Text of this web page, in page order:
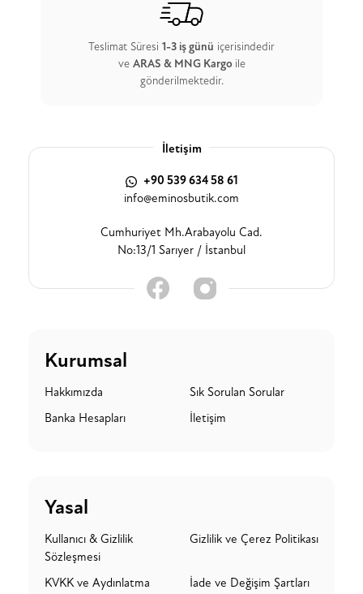
Teslimat Süresi 1-3 iş günü içerisindedir
ve ARAS & MNG Kargo ile
gönderilmektedir.
İletişim
+90 539 634 58 61
info@eminosbutik.com
Cumhuriyet Mh.Arabayolu Cad.
No:13/1 Sarıyer / İstanbul
Kurumsal
Hakkımızda
Sık Sorulan Sorular
Banka Hesapları
İletişim
Yasal
Kullanıcı & Gizlilik
Sözleşmesi
Gizlilik ve Çerez Politikası
KVKK ve Aydınlatma
İade ve Değişim Şartları